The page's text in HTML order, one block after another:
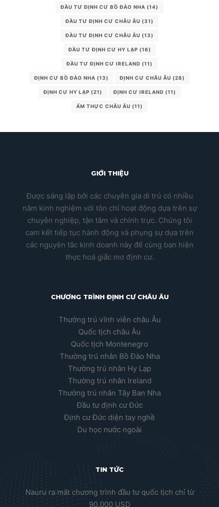
ĐẦU TƯ ĐỊNH CƯ BỒ ĐÀO NHA (14)
ĐẦU TƯ ĐỊNH CƯ CHÂU ÂU (31)
ĐẦU TƯ ĐỊNH CƯ CHÂU ÂU (13)
ĐẦU TƯ ĐỊNH CƯ HY LẠP (16)
ĐẦU TƯ ĐỊNH CƯ IRELAND (11)
ĐỊNH CƯ BỒ ĐÀO NHA (13) ĐỊNH CƯ CHÂU ÂU (28)
ĐỊNH CƯ HY LẠP (21) ĐỊNH CƯ IRELAND (11)
ẨM THỰC CHÂU ÂU (11)
GIỚI THIỆU
Được sáng lập bởi các chuyên gia di trú có nhiều
năm kinh nghiệm với tôn chỉ hoạt động dựa trên sự
chuyên nghiệp, tận tâm và chính trực. Chúng tôi
cam kết tiếp tục hành động và phụng sự dựa trên
các nguyên tắc kinh doanh này để cùng bạn hiện
thực hoá giấc mơ định cư.
CHƯƠNG TRÌNH ĐỊNH CƯ CHÂU ÂU
Thường trú vĩnh viễn châu Âu
Quốc tịch châu Âu
Quốc tịch Montenegro
Thường trú nhân Bồ Đào Nha
Thường trú nhân Hy Lạp
Thường trú nhân Ireland
Thường trú nhân Tây Ban Nha
Đầu tư định cư Đức
Định cư Đức diện tay nghề
Du học nước ngoài
TIN TỨC
Nauru ra mắt chương trình đầu tư quốc tịch chỉ từ
90.000 USD